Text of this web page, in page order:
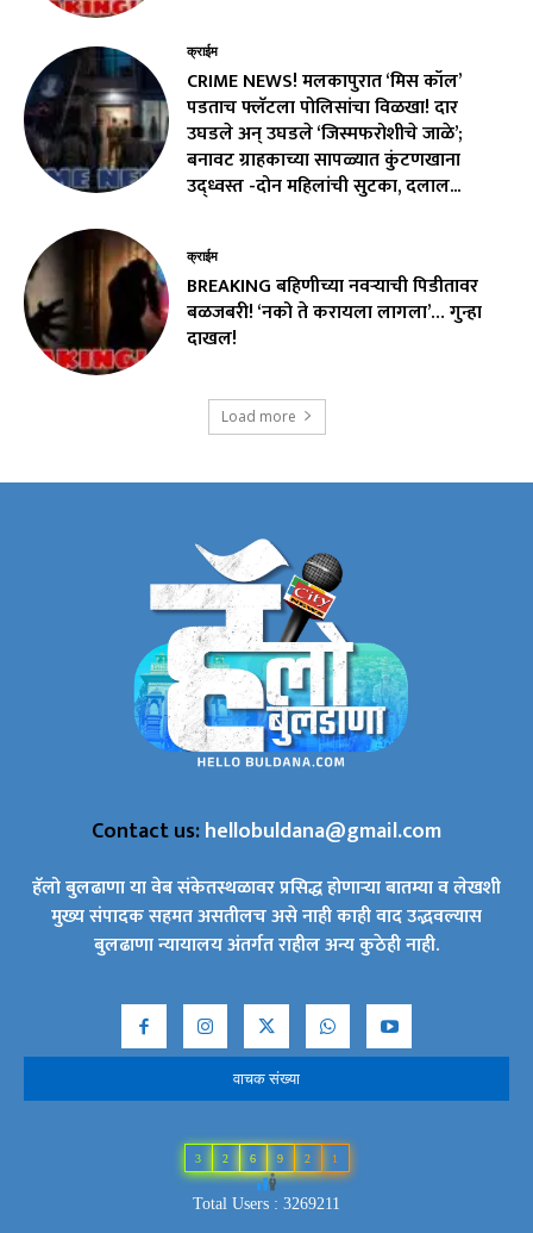
क्राईम
CRIME NEWS! मलकापुरात ‘मिस कॉल’
पडताच फ्लॅटला पोलिसांचा विळखा! दार
उघडले अन् उघडले ‘जिस्मफरोशीचे जाळे’;
बनावट ग्राहकाच्या सापळ्यात कुंटणखाना
उद्ध्वस्त -दोन महिलांची सुटका, दलाल...
क्राईम
BREAKING बहिणीच्या नवऱ्याची पिडीतावर
बळजबरी! ‘नको ते करायला लागला’… गुन्हा
दाखल!
Load more
Contact us:hellobuldana@gmail.com
हॅलो बुलढाणा या वेब संकेतस्थळावर प्रसिद्ध होणाऱ्या बातम्या व लेखशी
मुख्य संपादक सहमत असतीलच असे नाही काही वाद उद्भवल्यास
बुलढाणा न्यायालय अंतर्गत राहील अन्य कुठेही नाही.
वाचक संख्या
3 2 6 9 2 1
Total Users : 3269211